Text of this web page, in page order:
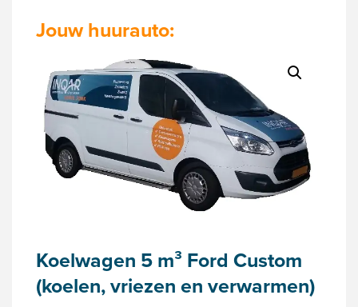
Jouw huurauto:
Koelwagen 5 m³ Ford Custom
(koelen, vriezen en verwarmen)